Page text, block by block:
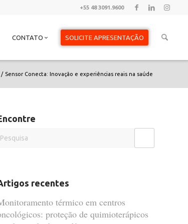
+55 48 3091.9600
CONTATO SOLICITE APRESENTAÇÃO
/ Sensor Conecta: Inovação e experiências reais na saúde
recentes
térmico em centros
proteção de quimioterápicos